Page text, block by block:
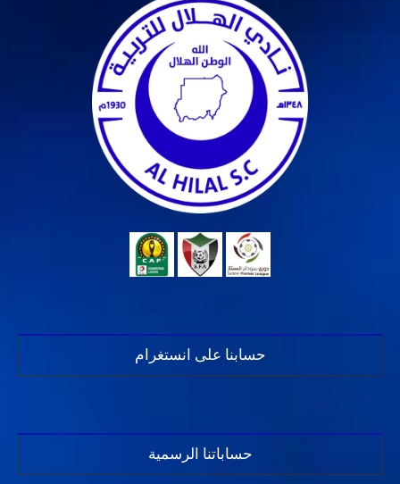
حسابنا على انستغرام
حساباتنا الرسمية